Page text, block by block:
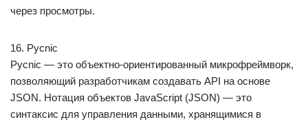
через просмотры.
16. Pycnic
Pycnic — это объектно-ориентированный микрофреймворк,
позволяющий разработчикам создавать API на основе
JSON. Нотация объектов JavaScript (JSON) — это
синтаксис для управления данными, хранящимися в